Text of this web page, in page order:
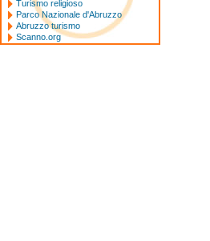
Turismo religioso
Parco Nazionale d'Abruzzo
Abruzzo turismo
Scanno.org